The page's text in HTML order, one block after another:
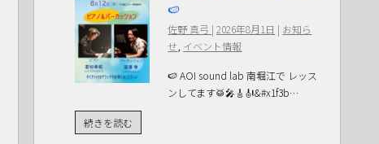
🍉
佐野 真弓 | 2026年8月1日 | お知ら
せ イベント情報
🍉 AOI sound lab 南堀江で レッス
ンしてます🥁🎤🎸🎻&#x1f3b…
続きを読む